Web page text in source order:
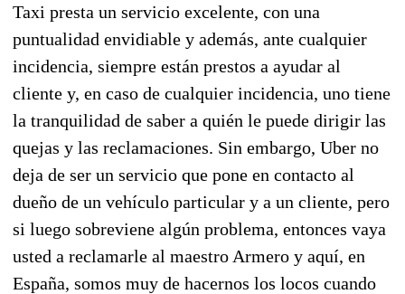
Taxi presta un servicio excelente, con una
puntualidad envidiable y además, ante cualquier
incidencia, siempre están prestos a ayudar al
cliente y, en caso de cualquier incidencia, uno tiene
la tranquilidad de saber a quién le puede dirigir las
quejas y las reclamaciones. Sin embargo, Uber no
deja de ser un servicio que pone en contacto al
dueño de un vehículo particular y a un cliente, pero
si luego sobreviene algún problema, entonces vaya
usted a reclamarle al maestro Armero y aquí, en
España, somos muy de hacernos los locos cuando